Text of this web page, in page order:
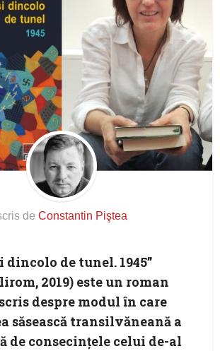
de Constantin Piştea
dincolo de tunel. 1945”
2019) este un roman
despre modul în care
săsească transilvăneană a
de consecinţele celui de-al